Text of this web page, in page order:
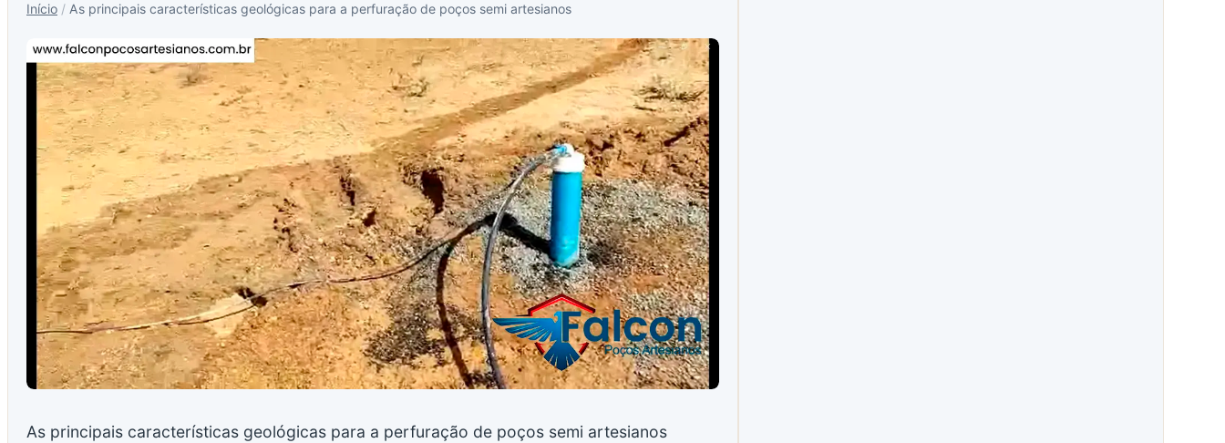
Início / As principais características geológicas para a perfuração de poços semi artesianos
As principais características geológicas para a perfuração de poços semi artesianos